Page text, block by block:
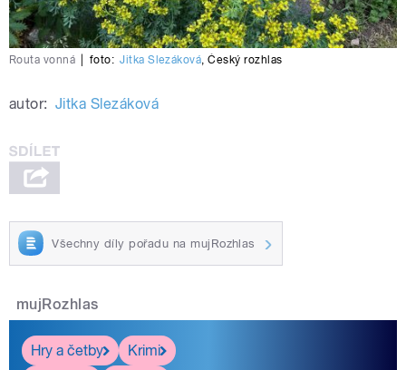
Routa vonná foto: Jitka Slezáková ,Český rozhlas
autor: Jitka Slezáková
Všechny díly pořadu na mujRozhlas
mujRozhlas
Hry a četby
Krimi